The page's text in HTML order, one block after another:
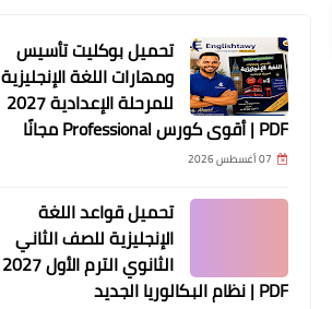
تحميل بوكليت تأسيس
ومهارات اللغة الإنجليزية
للمرحلة الإعدادية 2027
PDF | أقوى كورس Professional مجانًا
07 أغسطس 2026
تحميل قواعد اللغة
الإنجليزية للصف الثاني
الثانوي الترم الأول 2027
PDF | نظام البكالوريا الجديد